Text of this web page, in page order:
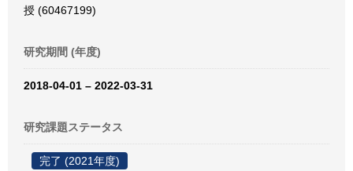
授 (60467199)
研究期間 (年度)
2018-04-01 – 2022-03-31
研究課題ステータス
完了 (2021年度)